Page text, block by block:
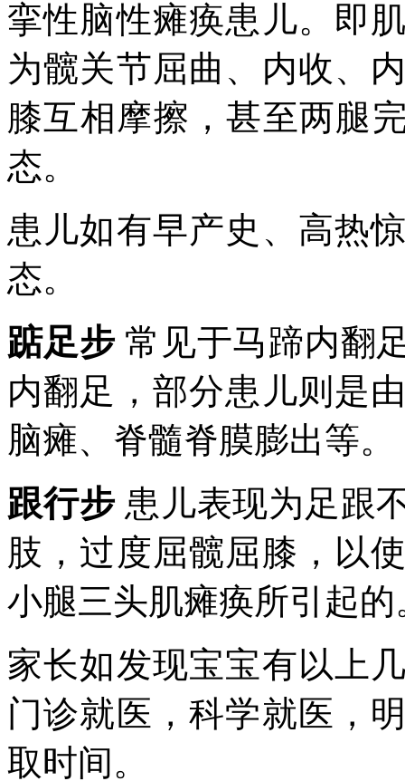
挛性脑性瘫痪患儿。即
为髋关节屈曲、内收、
膝互相摩擦，甚至两腿
态。
患儿如有早产史、高热
态。
踮足步 常见于马蹄内翻
内翻足，部分患儿则是
脑瘫、脊髓脊膜膨出等。
跟行步 患儿表现为足跟
肢，过度屈髋屈膝，以
小腿三头肌瘫痪所引起的
家长如发现宝宝有以上
门诊就医，科学就医，
取时间。